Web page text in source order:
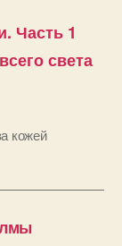
Часть 1
света
кожей